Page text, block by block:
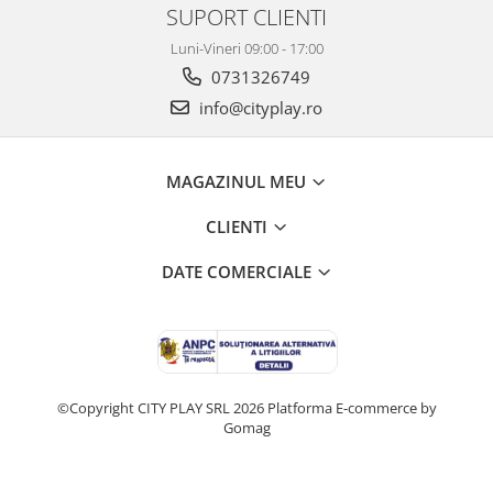
SUPORT CLIENTI
Luni-Vineri 09:00 - 17:00
0731326749
info@cityplay.ro
MAGAZINUL MEU
CLIENTI
DATE COMERCIALE
©Copyright CITY PLAY SRL 2026 Platforma E-commerce by
Gomag